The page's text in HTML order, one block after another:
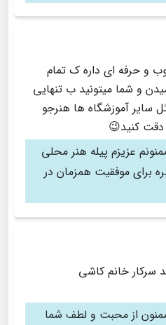
و حرفه ای داره ک تمام
و شما میتونید ب تنهایی
سایر آموزشگاه ها هنرجو
دقت کنید😉
عزیزم پیله هنر محلی
برای موفقیت همزمان در
سرکار خانم کاشی
از محبت و لطف شما